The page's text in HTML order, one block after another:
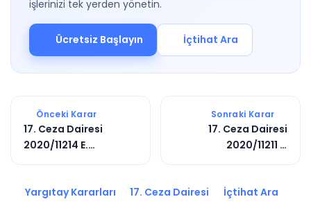
işlerinizi tek yerden yönetin.
Ücretsiz Başlayın İçtihat Ara
Önceki Karar
17. Ceza Dairesi
2020/11214 E.
Sonraki Karar
17. Ceza Dairesi
2020/11211 E.
Yargıtay Kararları 17. Ceza Dairesi İçtihat Ara